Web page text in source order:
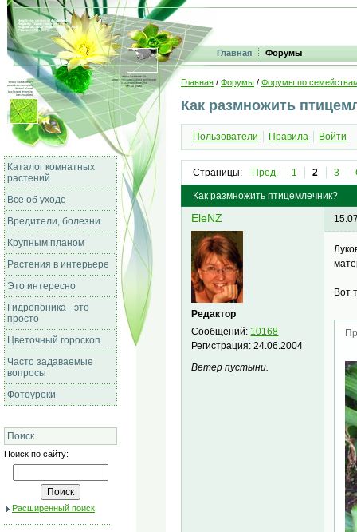
Главная Форумы
Каталог комнатных
растений
Все об уходе
Вредители, болезни
Крупным планом
Растения в интерьере
Это интересно
Гидропоника - это
просто
Цветочный гороскоп
Часто задаваемые
вопросы
Фотоуроки
Поиск
Поиск по сайту:
Расширенный поиск
Главная / Форумы / Форумы по
Как размножить
Пользователи Правила Войти
Страницы: Пред. 1 2 3
Как размножить птицемлечник?
EleNZ
Редактор
Сообщений: 10168
Регистрация:24.06.2004
Ветер пустыни.
Вот